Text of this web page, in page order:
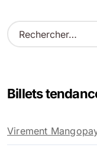
R
e
r
e
r
Billets
Virement